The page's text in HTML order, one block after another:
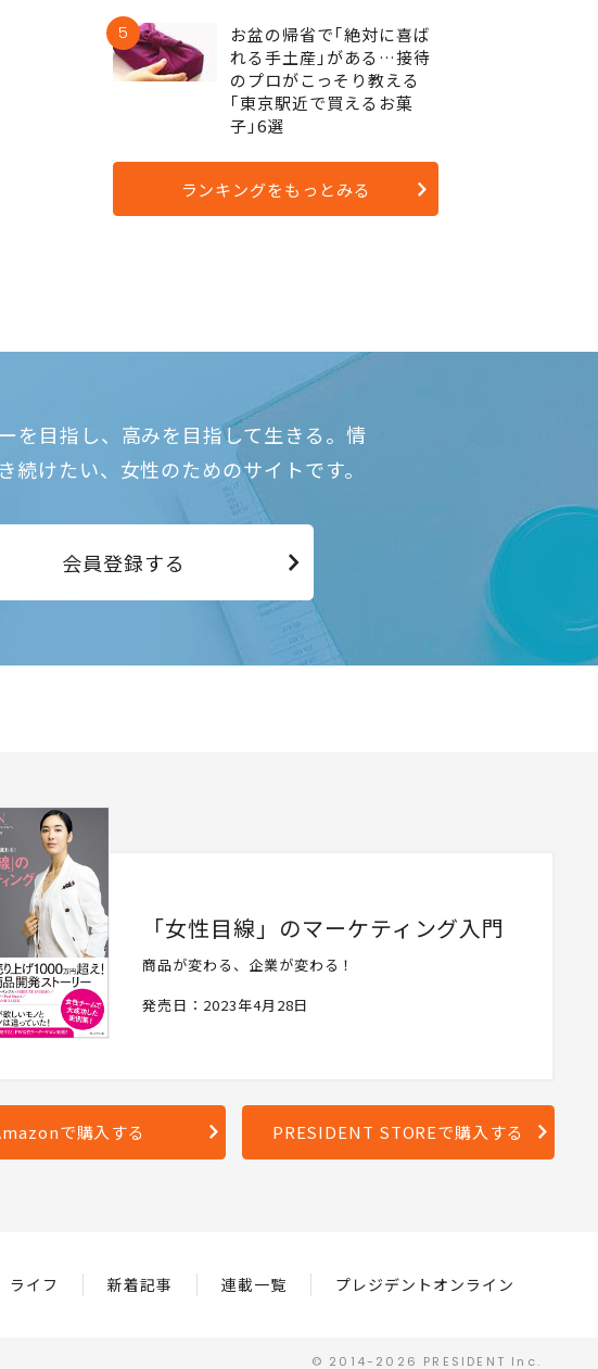
5
お盆の帰省で｢絶対に喜ば
れる手土産｣がある…接待
のプロがこっそり教える
｢東京駅近で買えるお菓
子｣6選
ランキングをもっとみる
を目指し、高みを目指して生きる。情
続けたい、女性のためのサイトです。
会員登録する
「女性目線」のマーケティング入門
商品が変わる、企業が変わる！
発売日：2023年4月28日
で購入する PRESIDENT STOREで購入する
ライフ 新着記事 連載一覧 プレジデントオンライン
© 2014-2026 PRESIDENT Inc.